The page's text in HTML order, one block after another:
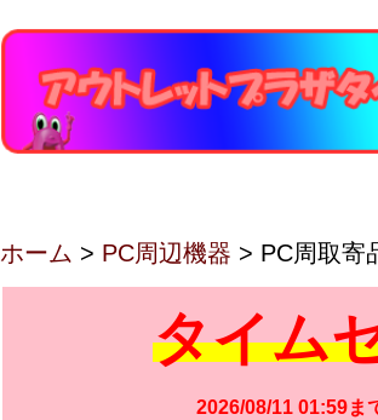
ホーム > PC周辺機器 > PC周取寄
タイム
2026/08/11 01:59